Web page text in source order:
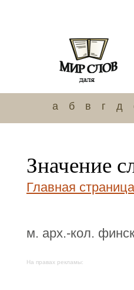
а б в г д
Значение
Главная страница
м. арх.-кол.
На правах рекламы: